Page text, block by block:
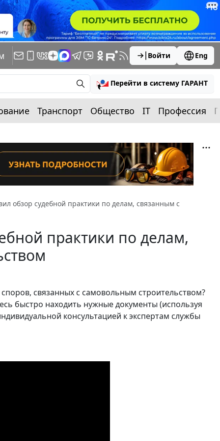
Войти Eng
Перейти в систему ГАРАНТ
Транспорт Общество IT Профессия
обзор судебной практики по делам, связанным с
практики по делам,
связанных с самовольным строительством?
быстро находить нужные документы (используя
консультацией к экспертам службы